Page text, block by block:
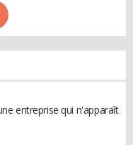
entreprise qui n'apparaît